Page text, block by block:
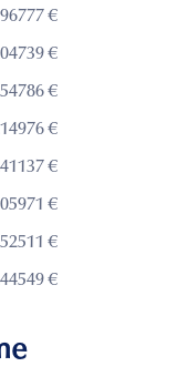
€
€
€
€
€
€
€
€